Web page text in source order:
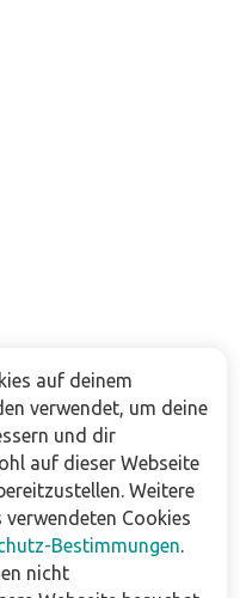
auf deinem
verwendet, um deine
und dir
auf dieser Webseite
Weitere
Cookies
Bestimmungen.
nicht